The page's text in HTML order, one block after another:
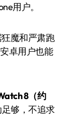
用户。
狂魔和严肃跑
卓用户也能
足够，不追求